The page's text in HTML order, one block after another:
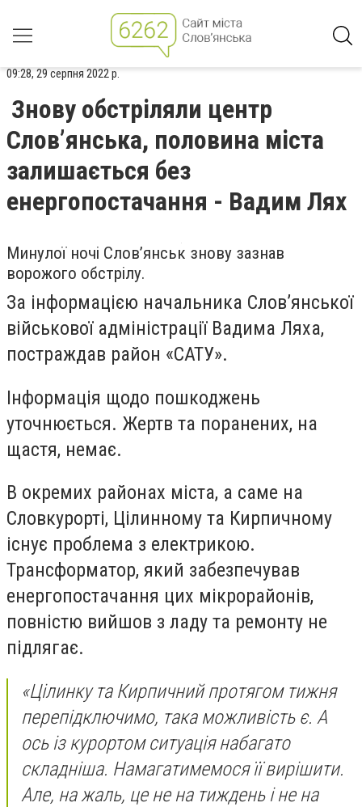
09:28, 29 серпня 2022 р.
Знову обстріляли центр
Слов’янська, половина міста
залишається без
енергопостачання - Вадим Лях
Минулої ночі Слов’янськ знову зазнав
ворожого обстрілу.
За інформацією начальника Слов’янської
військової адміністрації Вадима Ляха,
постраждав район «САТУ».
Інформація щодо пошкоджень
уточнюється. Жертв та поранених, на
щастя, немає.
В окремих районах міста, а саме на
Словкурорті, Цілинному та Кирпичному
існує проблема з електрикою.
Трансформатор, який забезпечував
енергопостачання цих мікрорайонів,
повністю вийшов з ладу та ремонту не
підлягає.
«Цілинку та Кирпичний протягом тижня
перепідключимо, така можливість є. А
ось із курортом ситуація набагато
складніша. Намагатимемося її вирішити.
Але, на жаль, це не на тиждень і не на